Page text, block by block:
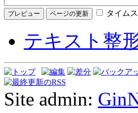
タイム
テキスト整
Site admin: